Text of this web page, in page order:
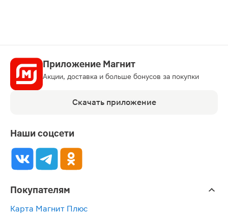
Приложение Магнит
Акции, доставка и больше бонусов за покупки
Скачать приложение
Наши соцсети
Покупателям
Карта Магнит Плюс